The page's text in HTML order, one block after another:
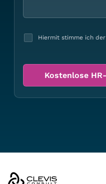
Hiermit stimme ich der